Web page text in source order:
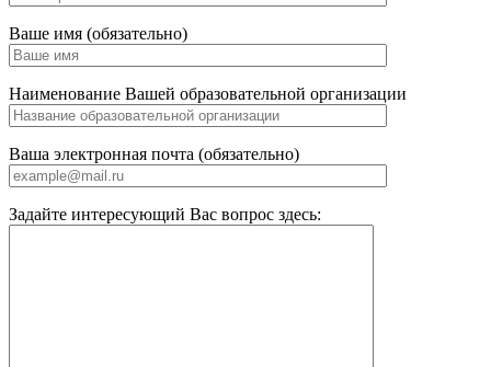
Ваше имя (обязательно)
Наименование Вашей образовательной организации
Ваша электронная почта (обязательно)
Задайте интересующий Вас вопрос здесь: